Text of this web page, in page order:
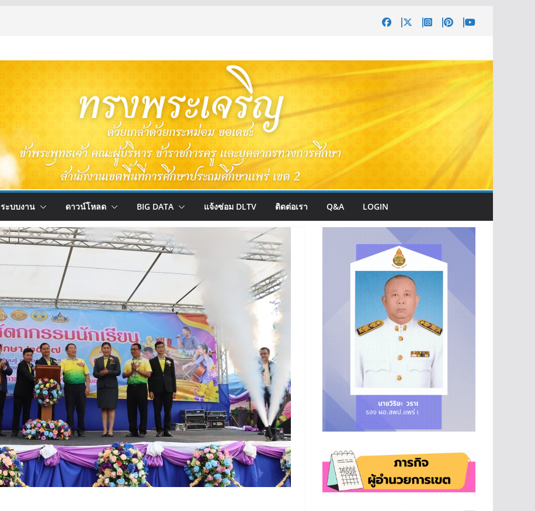
ระบบงาน ดาวน์โหลด BIG DATA แจ้งซ่อม DLTV ติดต่อเรา Q&A LOGIN